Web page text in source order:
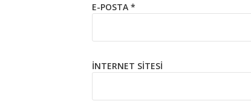
E-POSTA *
İNTERNET SITESI